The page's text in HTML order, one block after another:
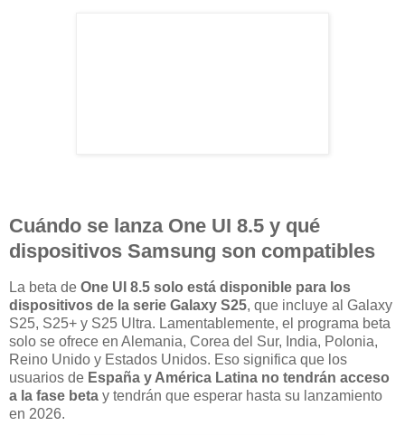
Cuándo se lanza One UI 8.5 y qué
dispositivos Samsung son compatibles
La beta de One UI 8.5 solo está disponible para los
dispositivos de la serie Galaxy S25, que incluye al Galaxy
S25, S25+ y S25 Ultra. Lamentablemente, el programa beta
solo se ofrece en Alemania, Corea del Sur, India, Polonia,
Reino Unido y Estados Unidos. Eso significa que los
usuarios de España y América Latina no tendrán acceso
a la fase beta y tendrán que esperar hasta su lanzamiento
en 2026.